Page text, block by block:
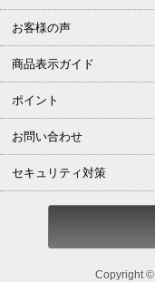
お客様の声
商品表示ガイド
ポイント
お問い合わせ
セキュリティ対策
Copyright ©